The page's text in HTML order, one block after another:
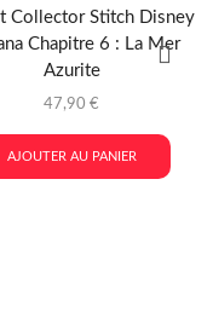
Collector Stitch Disney
Chapitre 6 : La Mer
Azurite
47,90 €
AJOUTER AU PANIER